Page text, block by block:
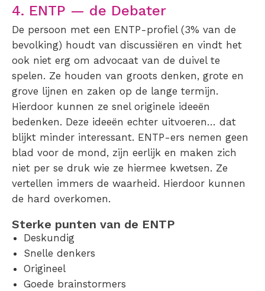
4. ENTP — de Debater
De persoon met een ENTP-profiel (3% van de
bevolking) houdt van discussiëren en vindt het
ook niet erg om advocaat van de duivel te
spelen. Ze houden van groots denken, grote en
grove lijnen en zaken op de lange termijn.
Hierdoor kunnen ze snel originele ideeën
bedenken. Deze ideeën echter uitvoeren… dat
blijkt minder interessant. ENTP-ers nemen geen
blad voor de mond, zijn eerlijk en maken zich
niet per se druk wie ze hiermee kwetsen. Ze
vertellen immers de waarheid. Hierdoor kunnen
de hard overkomen.
Sterke punten van de ENTP
Deskundig
Snelle denkers
Origineel
Goede brainstormers